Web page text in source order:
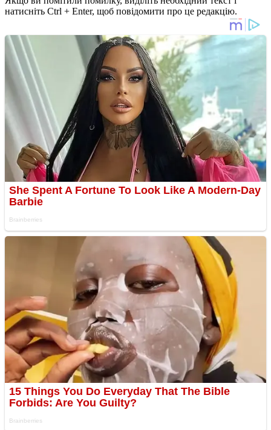
натисніть Ctrl + Enter, щоб повідомити про це редакцію.